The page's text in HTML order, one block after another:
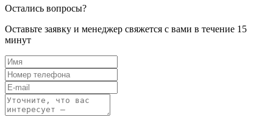
Остались вопросы?
Оставьте заявку и менеджер свяжется с вами в течение 15
минут